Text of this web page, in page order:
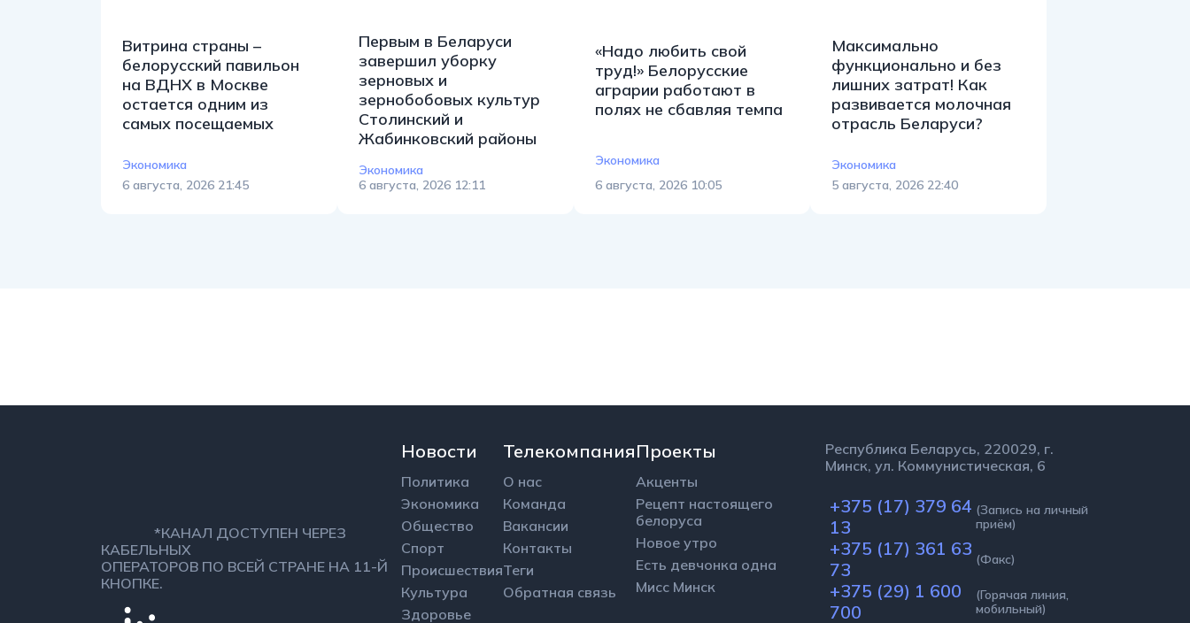
Витрина страны –
белорусский павильон
на ВДНХ в Москве
остается одним из
самых посещаемых
Экономика
6 августа, 2026 21:45
Первым в Беларуси
завершил уборку
зерновых и
зернобобовых культур
Столинский и
Жабинковский районы
Экономика
6 августа, 2026 12:11
«Надо любить свой
труд!» Белорусские
аграрии работают в
полях не сбавляя темпа
Экономика
6 августа, 2026 10:05
Максимально
функционально и без
лишних затрат! Как
развивается молочная
отрасль Беларуси?
Экономика
5 августа, 2026 22:40
*КАНАЛ ДОСТУПЕН ЧЕРЕЗ
КАБЕЛЬНЫХ
ОПЕРАТОРОВ ПО ВСЕЙ СТРАНЕ НА 11-Й
КНОПКЕ.
Новости
Политика
Экономика
Общество
Спорт
Происшествия
Культура
Здоровье
Телекомпания
О нас
Команда
Вакансии
Контакты
Теги
Обратная связь
Проекты
Акценты
Рецепт настоящего
белоруса
Новое утро
Есть девчонка одна
Мисс Минск
Республика Беларусь, 220029, г.
Минск, ул. Коммунистическая, 6
+375 (17) 379 64
13
(Запись на личный
приём)
+375 (17) 361 63
73
(Факс)
+375 (29) 1 600
700
(Горячая линия,
мобильный)